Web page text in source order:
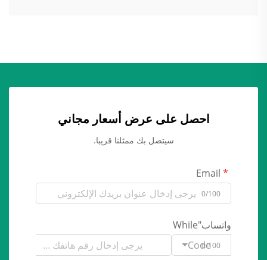
احصل على عرض أسعار مجاني
سيتصل بك ممثلنا قريبا.
0/100
واتساب"While
Code0/100